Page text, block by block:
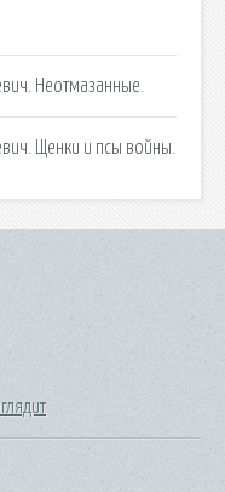
Неотмазанные.
Щенки и псы войны.